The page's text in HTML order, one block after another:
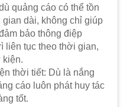
quảng cáo có thể tồn
dài, không chỉ giúp
bảo thông điệp
liên tục theo thời gian,
kiện.
thời tiết: Dù là nắng
cáo luôn phát huy tác
tốt.